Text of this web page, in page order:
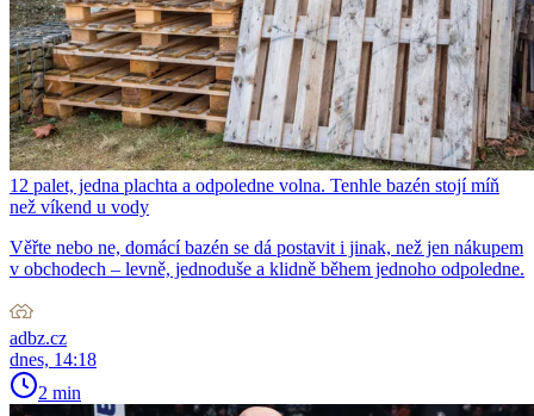
12 palet, jedna plachta a odpoledne volna. Tenhle bazén stojí míň
než víkend u vody
Věřte nebo ne, domácí bazén se dá postavit i jinak, než jen nákupem
v obchodech – levně, jednoduše a klidně během jednoho odpoledne.
adbz.cz
dnes, 14:18
2 min